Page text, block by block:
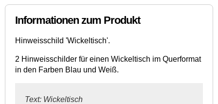
Informationen zum Produkt
Hinweisschild 'Wickeltisch'.
2 Hinweisschilder für einen Wickeltisch im Querformat
in den Farben Blau und Weiß.
Text: Wickeltisch